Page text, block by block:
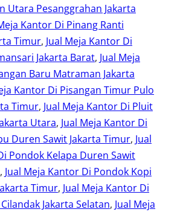
Utara Pesanggrahan Jakarta
Kantor Di Pinang Ranti
Timur, Jual Meja Kantor Di
Jakarta Barat, Jual Meja
Baru Matraman Jakarta
Kantor Di Pisangan Timur Pulo
Timur, Jual Meja Kantor Di Pluit
Utara, Jual Meja Kantor Di
Duren Sawit Jakarta Timur, Jual
Pondok Kelapa Duren Sawit
, Jual Meja Kantor Di Pondok Kopi
Timur, Jual Meja Kantor Di
Jakarta Selatan, Jual Meja